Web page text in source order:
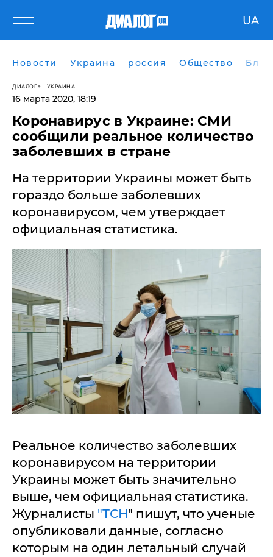
UA
Новости Украина россия Общество
ДИАЛОГ УКРАИНА
16 марта 2020, 18:19
Коронавирус в Украине: СМИ
сообщили реальное количество
заболевших в стране
​На территории Украины может быть
гораздо больше заболевших
коронавирусом, чем утверждает
официальная статистика.
Реальное количество заболевших
коронавирусом на территории
Украины может быть значительно
выше, чем официальная статистика.
Журналисты "ТСН" пишут, что ученые
опубликовали данные, согласно
которым на один летальный случай